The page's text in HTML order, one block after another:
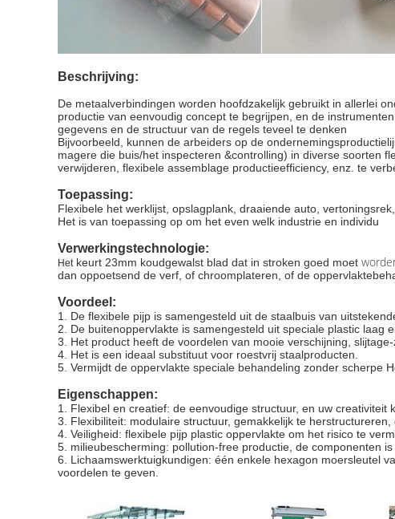
Beschrijving:
De metaalverbindingen worden hoofdzakelijk gebruikt in allerlei
productie van eenvoudig concept te begrijpen, en de
gegevens en de structuur van de regels teveel te denken
Bijvoorbeeld, kunnen de arbeiders op de
magere die buis/het inspecteren &controlling) in diverse soorten
verwijderen, flexibele assemblage productieefficiency, enz. te
Toepassing:
Flexibele het werklijst, opslagplank, draaiende auto,
Het is van toepassing op om het even welk industrie en individu
Verwerkingstechnologie:
Het keurt 23mm koudgewalst blad dat in stroken goed moet
dan oppoetsend de verf, of chroomplateren, of de
Voordeel:
1. De flexibele pijp is samengesteld uit de staalbuis van
2. De buitenoppervlakte is samengesteld uit speciale plastic laag
3. Het product heeft de voordelen van mooie verschijning,
4. Het is een ideaal substituut voor roestvrij staalproducten.
5. Vermijdt de oppervlakte speciale behandeling zonder scherpe
Eigenschappen:
1. Flexibel en creatief: de eenvoudige structuur, en uw creativiteit
3. Flexibiliteit: modulaire structuur, gemakkelijk te
4. Veiligheid: flexibele pijp plastic oppervlakte om het risico te
5. milieubescherming: pollution-free productie, de componenten
6. Lichaamswerktuigkundigen: één enkele hexagon moersleutel
voordelen te geven.